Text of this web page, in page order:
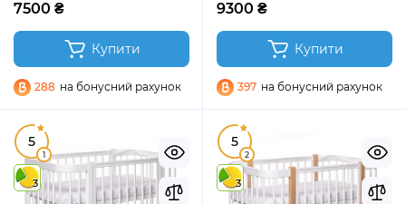
7500 ₴
Купити
288 на бонусний рахунок
9300 ₴
Купити
397 на бонусний рахунок
5
1
3
5
2
3